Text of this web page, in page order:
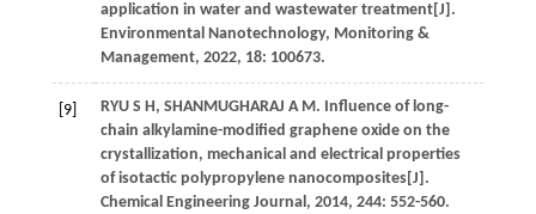
application in water and wastewater treatment[J].
Environmental Nanotechnology, Monitoring &
Management, 2022, 18: 100673.
[9] RYU S H, SHANMUGHARAJ A M. Influence of long-
chain alkylamine-modified graphene oxide on the
crystallization, mechanical and electrical properties
of isotactic polypropylene nanocomposites[J].
Chemical Engineering Journal, 2014, 244: 552-560.